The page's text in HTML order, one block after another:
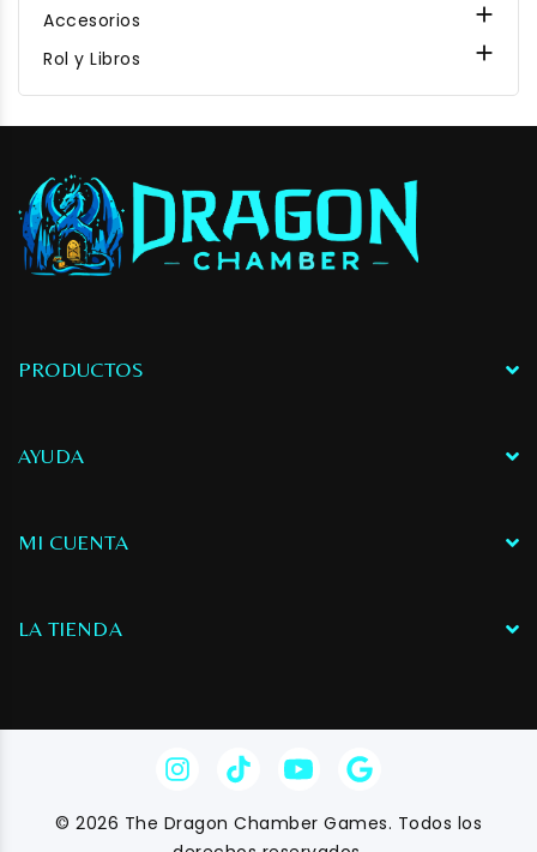
Accesorios 
Rol y Libros 
PRODUCTOS
AYUDA
MI CUENTA
LA TIENDA
© 2026 The Dragon Chamber Games. Todos los